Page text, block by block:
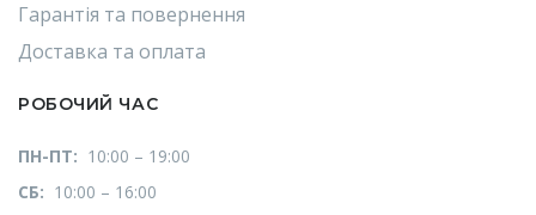
Гарантія та повернення
Доставка та оплата
РОБОЧИЙ ЧАС
ПН-ПТ: 10:00 – 19:00
СБ: 10:00 – 16:00